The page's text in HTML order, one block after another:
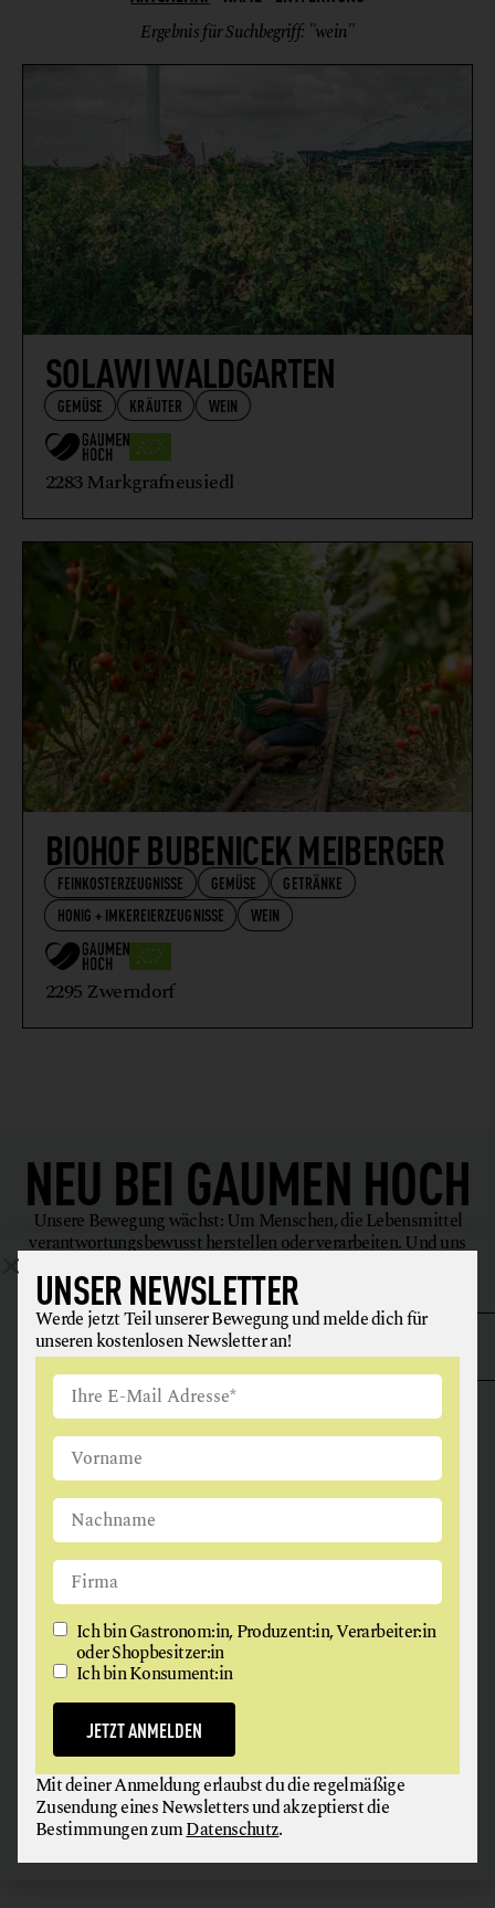
KRÄUTER
WEIN
Ergebnis für Suchbegriff: "wein"
SOLAWI WALDGARTEN
GEMÜSE KRÄUTER WEIN
2283 Markgrafneusiedl
BIOHOF BUBENICEK MEIBERGER
FEINKOSTERZEUGNISSE GEMÜSE
GETRÄNKE
HONIG + IMKEREIERZEUGNISSE
WEIN
2295 Zwerndorf
NEU BEI GAUMEN HOCH
Unsere Bewegung wächst: Um Menschen, die Lebensmittel
verantwortungsbewusst herstellen oder verarbeiten. Und uns
ANGUS & ARTHUR
FLEISCH + FLEISCHERZEUGNISSE
2326 Maria Lanzendorf
UNSER NEWSLETTER
Werde jetzt Teil unserer Bewegung und melde dich für
unseren kostenlosen Newsletter an!
Ich bin Gastronom:in, Produzent:in, Verarbeiter:in
oder Shopbesitzer:in
Ich bin Konsument:in
JETZT ANMELDEN
Mit deiner Anmeldung erlaubst du die regelmäßige
Zusendung eines Newsletters und akzeptierst die
Bestimmungen zumDatenschutz.